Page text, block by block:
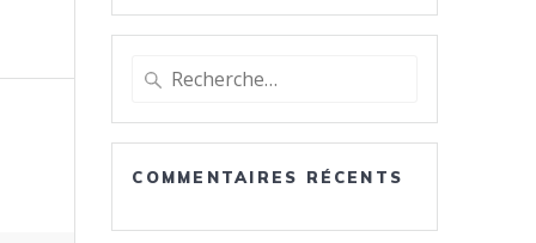
Recherche
pour
:
COMMENTAIRES RÉCENTS